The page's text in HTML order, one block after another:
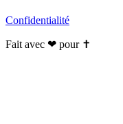
Confidentialité
Fait avec ❤ pour ✝️️